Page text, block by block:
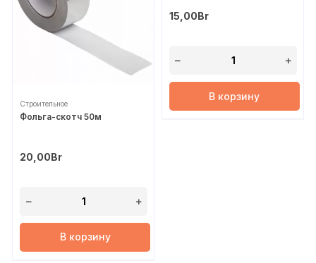
Строительное
Фольга-скотч 50м
20,00Br
В корзину
15,00Br
В корзину